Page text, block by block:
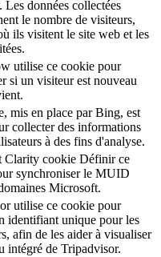
Les données collectées
le nombre de visiteurs,
ils visitent le site web et les
utilise ce cookie pour
si un visiteur est nouveau
mis en place par Bing, est
collecter des informations
à des fins d'analyse.
Clarity cookie Définir ce
synchroniser le MUID
Microsoft.
utilise ce cookie pour
identifiant unique pour les
afin de les aider à visualiser
intégré de Tripadvisor.